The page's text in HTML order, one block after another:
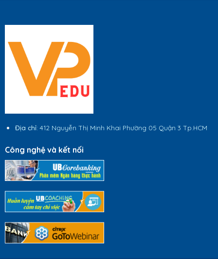
Địa chỉ: 412 Nguyễn Thị Minh Khai Phường 05 Quận 3 Tp.HCM
Công nghệ và kết nối